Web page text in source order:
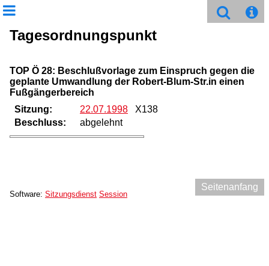
Tagesordnungspunkt
TOP Ö 28: Beschlußvorlage zum Einspruch gegen die
geplante Umwandlung der Robert-Blum-Str.in einen
Fußgängerbereich
Sitzung:
22.07.1998 X138
Beschluss:
abgelehnt
Seitenanfang
Software: Sitzungsdienst Session